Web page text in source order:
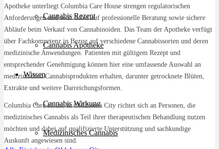
Cannabis Rezept
Cannabis Apotheke
Wissen
Cannabis Wirkung
Medizinisches Cannabis
Apotheke unterliegt Columbia Care House strengen regulatorischen
Anforderungen und setzt dabei auf professionelle Beratung sowie sichere
Abläufe beim Verkauf von Cannabinoiden. Das Team der Apotheke verfügt
über Fachkompetenz in Bezug auf verschiedene Cannabissorten und deren
medizinische Anwendungen. Patienten mit gültigem Rezept und
entsprechender Genehmigung können hier eine umfassende Auswahl an
medizinischen Cannabisprodukten erhalten, darunter getrocknete Blüten,
Extrakte und weitere Darreichungsformen.
Columbia Care House in Oklahoma City richtet sich an Personen, die
medizinisches Cannabis als Teil ihrer therapeutischen Behandlung nutzen
möchten und dabei auf qualifizierte Unterstützung und sachkundige
Auskunft angewiesen sind.